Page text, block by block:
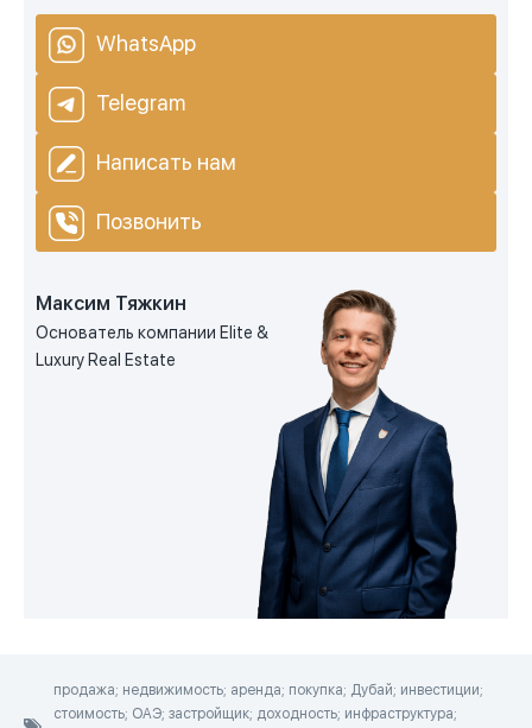
WhatsApp
Telegram
Написать нам
Позвонить
Максим Тяжкин
Основатель компании Elite &
Luxury Real Estate
продажа; недвижимость; аренда; покупка; Дубай; инвестиции;
стоимость; ОАЭ; застройщик; доходность; инфраструктура;